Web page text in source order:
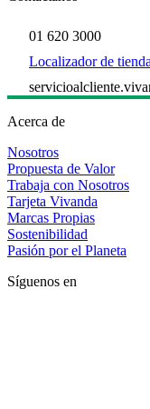
01 620 3000
Localizador de
Acerca de
Nosotros
Propuesta de Valor
Trabaja con Nosotros
Tarjeta Vivanda
Marcas Propias
Sostenibilidad
Pasión por el Planeta
Síguenos en